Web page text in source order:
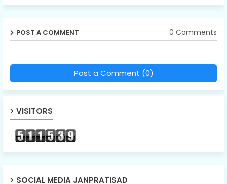
POST A COMMENT 0 Comments
Post a Comment (0)
VISITORS
SOCIAL MEDIA JANPRATISAD